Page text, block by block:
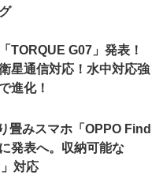
TORQUE G07」発表！
星通信対応！水中対応強
進化！
畳みスマホ「OPPO Find
発表へ。収納可能な
対応